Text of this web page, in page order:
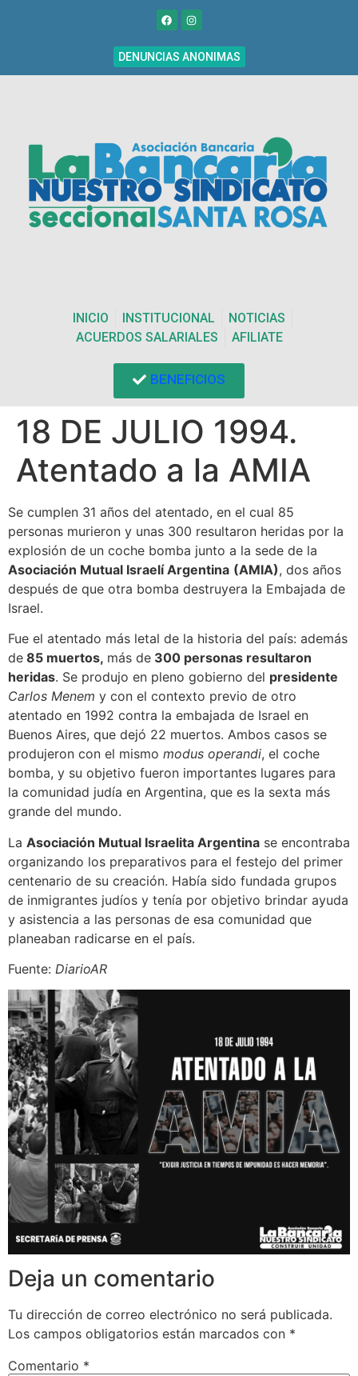
DENUNCIAS ANONIMAS
INICIO INSTITUCIONAL
NOTICIAS
ACUERDOS SALARIALES
AFILIATE
BENEFICIOS
18 DE JULIO 1994.
Atentado a la AMIA
Se cumplen 31 años del atentado, en el cual 85
personas murieron y unas 300 resultaron heridas por la
explosión de un coche bomba junto a la sede de la
Asociación Mutual Israelí Argentina (AMIA), dos años
después de que otra bomba destruyera la Embajada de
Israel.
Fue el atentado más letal de la historia del país: además
de 85 muertos, más de 300 personas resultaron
heridas. Se produjo en pleno gobierno del presidente
Carlos Menem y con el contexto previo de otro
atentado en 1992 contra la embajada de Israel en
Buenos Aires, que dejó 22 muertos. Ambos casos se
produjeron con el mismo modus operandi, el coche
bomba, y su objetivo fueron importantes lugares para
la comunidad judía en Argentina, que es la sexta más
grande del mundo.
La Asociación Mutual Israelita Argentina se encontraba
organizando los preparativos para el festejo del primer
centenario de su creación. Había sido fundada grupos
de inmigrantes judíos y tenía por objetivo brindar ayuda
y asistencia a las personas de esa comunidad que
planeaban radicarse en el país.
Fuente: DiarioAR
Deja un comentario
Tu dirección de correo electrónico no será publicada.
Los campos obligatorios están marcados con *
Comentario *